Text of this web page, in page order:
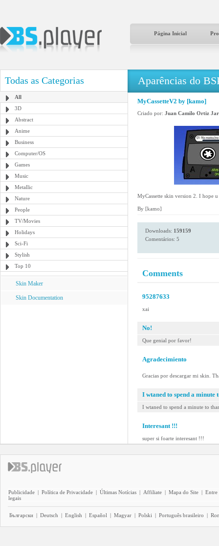
Página Inicial
Todas as Categorias
All
3D
Abstract
Anime
Business
Computer/OS
Games
Music
Metallic
Nature
People
TV/Movies
Holidays
Sci-Fi
Stylish
Top 10
Skin Maker
Skin Documentation
Aparências do
MyCassetteV2 by [kamo]
Criado por: Juan Camilo Ortiz
MyCassette skin version 2. I hope
By [kamo]
Downloads: 159159
Comentários: 5
Comments
95287633
xai
No!
Que genial por favor!
Agradecimiento
Gracias por descargar mi skin.
I wtaned to spend a minute
I wtaned to spend a minute to
Interesant !!!
super si foarte interesant !!!
Publicidade | Política de Privacidade | Últimas Notícias | Affiliate | Mapa do Site | Entre
legais
Български | Deutsch | English | Español | Magyar | Polski | Português brasileiro |